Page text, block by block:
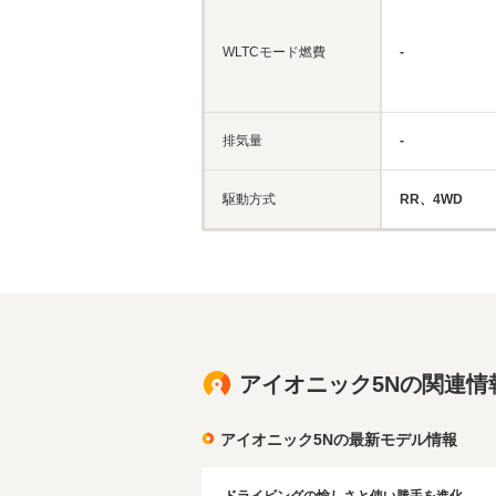
WLTCモード燃費
排気量
駆動方式
-
-
RR、4WD
アイオニック5Nの関連情
アイオニック5Nの最新モデル情報